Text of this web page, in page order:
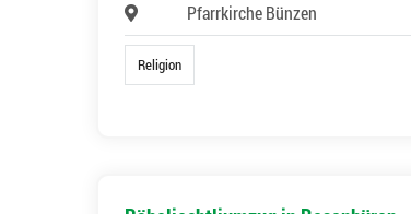
Pfarrkirche Bünzen
Religion